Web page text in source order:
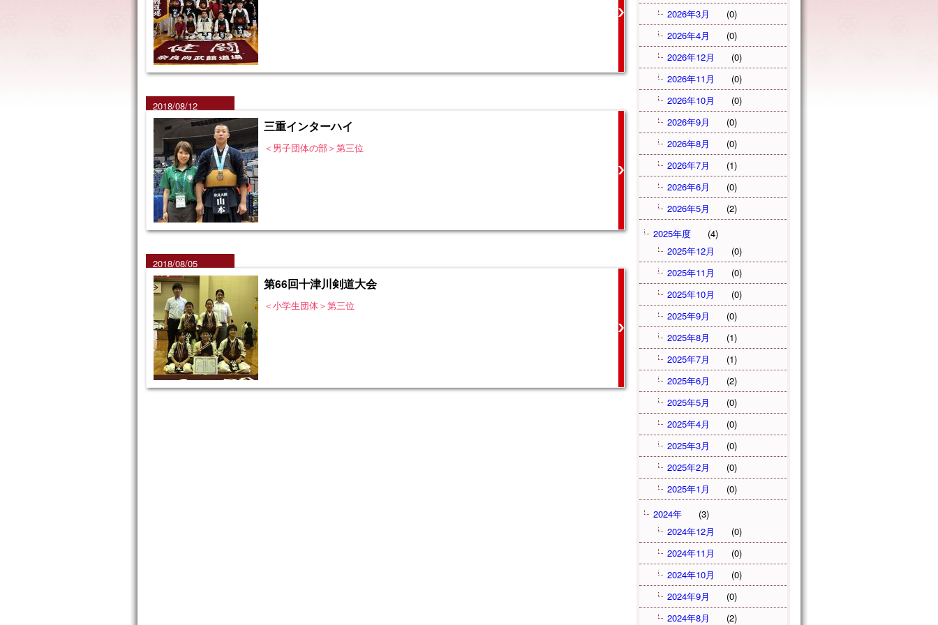
2018/08/12
三重インターハイ
＜男子団体の部＞第三位
2018/08/05
第66回十津川剣道大会
＜小学生団体＞第三位
2026年3月
(0)
2026年4月
(0)
2026年12月
(0)
2026年11月
(0)
2026年10月
(0)
2026年9月
(0)
2026年8月
(0)
2026年7月
(1)
2026年6月
(0)
2026年5月
(2)
2025年度
(4)
2025年12月
(0)
2025年11月
(0)
2025年10月
(0)
2025年9月
(0)
2025年8月
(1)
2025年7月
(1)
2025年6月
(2)
2025年5月
(0)
2025年4月
(0)
2025年3月
(0)
2025年2月
(0)
2025年1月
(0)
2024年
(3)
2024年12月
(0)
2024年11月
(0)
2024年10月
(0)
2024年9月
(0)
2024年8月
(2)